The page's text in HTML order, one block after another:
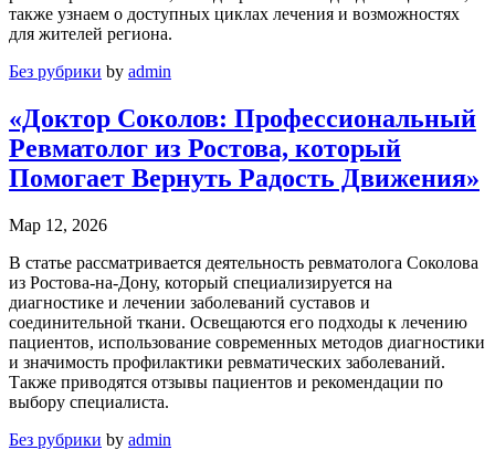
также узнаем о доступных циклах лечения и возможностях
для жителей региона.
Без рубрики by admin
«Доктор Соколов: Профессиональный
Ревматолог из Ростова, который
Помогает Вернуть Радость Движения»
Мар 12, 2026
В статье рассматривается деятельность ревматолога Соколова
из Ростова-на-Дону, который специализируется на
диагностике и лечении заболеваний суставов и
соединительной ткани. Освещаются его подходы к лечению
пациентов, использование современных методов диагностики
и значимость профилактики ревматических заболеваний.
Также приводятся отзывы пациентов и рекомендации по
выбору специалиста.
Без рубрики by admin